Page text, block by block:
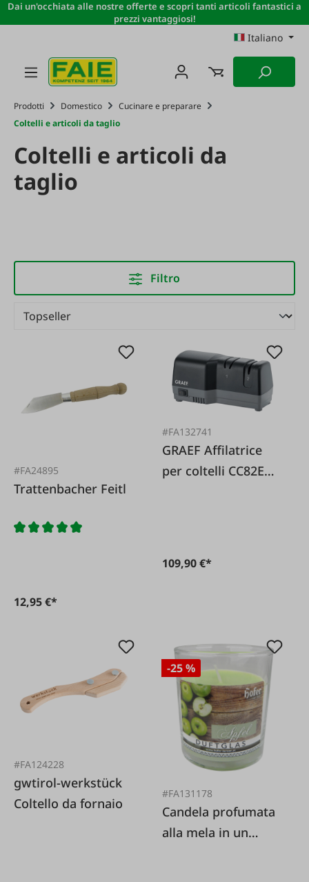
Passa al contenuto principale
Dai un'occhiata alle nostre offerte e scopri tanti articoli fantastici a
prezzi vantaggiosi!
Italiano
Prodotti Domestico
Cucinare e preparare
Coltelli e articoli da taglio
Coltelli e articoli da
taglio
Filtro
#FA24895
Trattenbacher Feitl
12,95 €*
#FA132741
GRAEF Affilatrice
per coltelli CC82EU
109,90 €*
#FA124228
gwtirol-werkstück
Coltello da fornaio
-25 %
#FA131178
Candela profumata
alla mela in un